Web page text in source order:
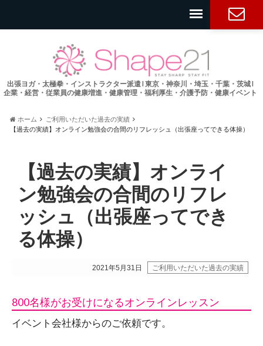
出張ヨガ・太極拳・インストラクター派遣 l 東京・神奈川・埼玉・千葉・茨城 l
企業・経営・従業員の健康増進・健康管理・福利厚生・介護予防・健康イベント
ホーム
ご利用いただいた過去の実績
【過去の実績】オンライン勉強会の合間のリフレッシュ（出張座ってできる体操）
【過去の実績】オンライ
ン勉強会の合間のリフレ
ッシュ（出張座ってでき
る体操）
2021年5月31日 ご利用いただいた過去の実績
800名様がお受けになるオンラインレッスン
イベント会社様からのご依頼です。